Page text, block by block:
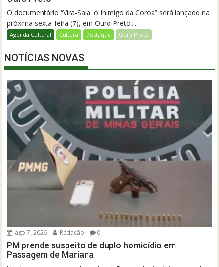
O documentário “Vira-Saia: o Inimigo da Coroa” será lançado na
próxima sexta-feira (7), em Ouro Preto....
Agenda Cultural Cultura Destaque Ouro Preto
NOTÍCIAS NOVAS
ago 7, 2026 Redação 0
PM prende suspeito de duplo homicídio em
Passagem de Mariana